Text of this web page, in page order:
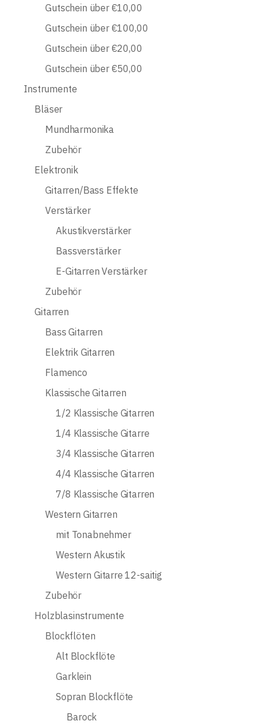
Gutschein über €10,00
Gutschein über €100,00
Gutschein über €20,00
Gutschein über €50,00
Instrumente
Bläser
Mundharmonika
Zubehör
Elektronik
Gitarren/Bass Effekte
Verstärker
Akustikverstärker
Bassverstärker
E-Gitarren Verstärker
Zubehör
Gitarren
Bass Gitarren
Elektrik Gitarren
Flamenco
Klassische Gitarren
1/2 Klassische Gitarren
1/4 Klassische Gitarre
3/4 Klassische Gitarren
4/4 Klassische Gitarren
7/8 Klassische Gitarren
Western Gitarren
mit Tonabnehmer
Western Akustik
Western Gitarre 12-saitig
Zubehör
Holzblasinstrumente
Blockflöten
Alt Blockflöte
Garklein
Sopran Blockflöte
Barock